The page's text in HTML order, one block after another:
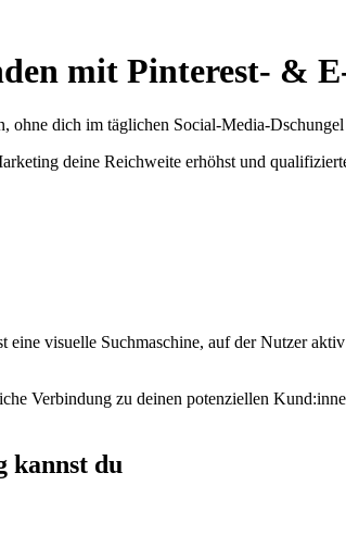
mit Pinterest- &
ohne dich im täglichen Social-Media-
deine Reichweite erhöhst und
eine visuelle Suchmaschine, auf der Nutzer
Verbindung zu deinen potenziellen
du